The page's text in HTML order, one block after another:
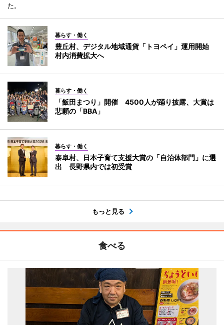
た。
暮らす・働く
豊丘村、デジタル地域通貨「トヨペイ」運用開始
村内消費拡大へ
暮らす・働く
「飯田まつり」開催 4500人が踊り披露、大賞は
悲願の「BBA」
暮らす・働く
泰阜村、日本子育て支援大賞の「自治体部門」に選
出 長野県内では初受賞
もっと見る
食べる